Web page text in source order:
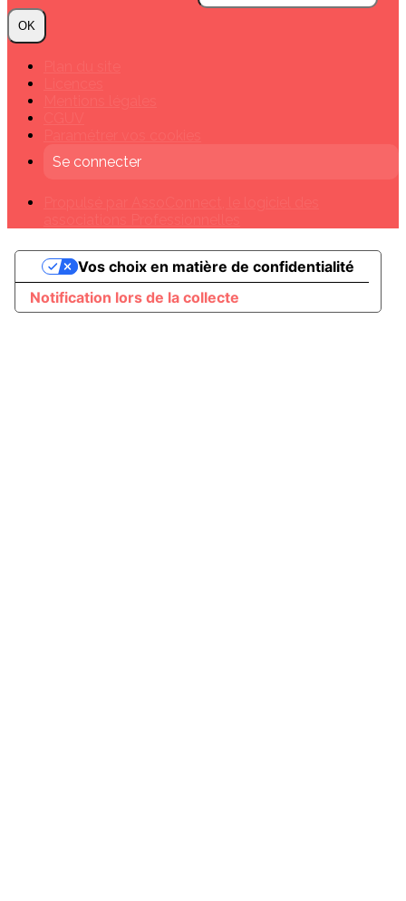
OK
Se connecter
Notification lors de la collecte
Vos choix en matière de confidentialité